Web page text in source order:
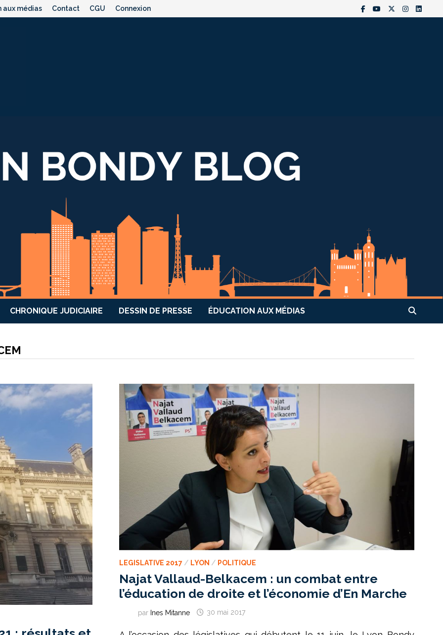
aux médias Contact CGU Connexion
CHRONIQUE JUDICIAIRE DESSIN DE PRESSE ÉDUCATION AUX MÉDIAS
LEGISLATIVE 2017/ LYON / POLITIQUE
Najat Vallaud-Belkacem : un combat entre
l’éducation de droite et l’économie d’En Marche
par Ines Mitanne 30 mai 2017